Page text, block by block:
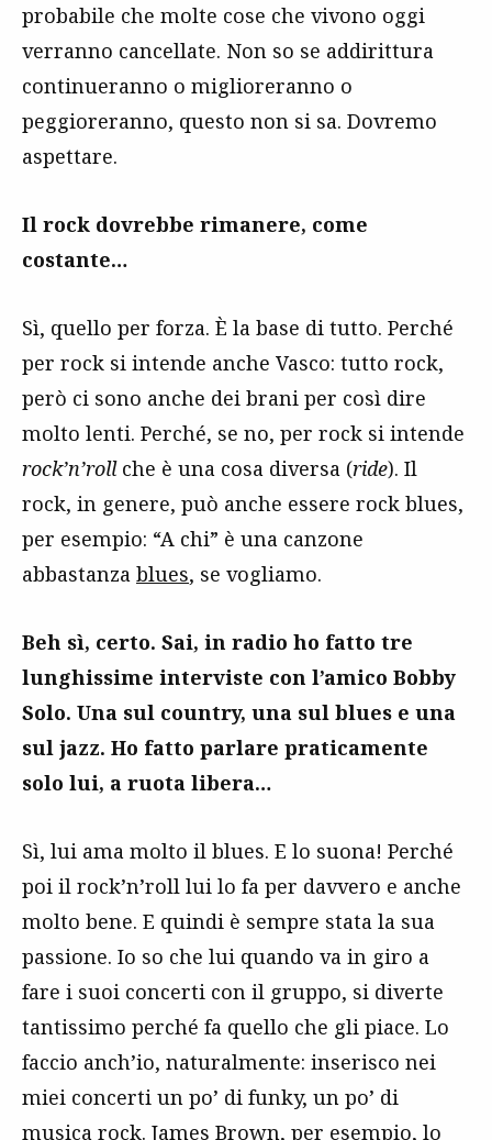
probabile che molte cose che vivono oggi
verranno cancellate. Non so se addirittura
continueranno o miglioreranno o
peggioreranno, questo non si sa. Dovremo
aspettare.
Il rock dovrebbe rimanere, come
costante…
Sì, quello per forza. È la base di tutto. Perché
per rock si intende anche Vasco: tutto rock,
però ci sono anche dei brani per così dire
molto lenti. Perché, se no, per rock si intende
rock’n’rollche è una cosa diversa (ride). Il
rock, in genere, può anche essere rock blues,
per esempio: “A chi” è una canzone
abbastanza blues, se vogliamo.
Beh sì, certo. Sai, in radio ho fatto tre
lunghissime interviste con l’amico Bobby
Solo. Una sul country, una sul blues e una
sul jazz. Ho fatto parlare praticamente
solo lui, a ruota libera…
Sì, lui ama molto il blues. E lo suona! Perché
poi il rock’n’roll lui lo fa per davvero e anche
molto bene. E quindi è sempre stata la sua
passione. Io so che lui quando va in giro a
fare i suoi concerti con il gruppo, si diverte
tantissimo perché fa quello che gli piace. Lo
faccio anch’io, naturalmente: inserisco nei
miei concerti un po’ di funky, un po’ di
musica rock. James Brown, per esempio, lo